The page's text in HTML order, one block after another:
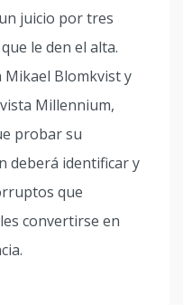
juicio por tres
le den el alta.
Mikael Blomkvist y
Millennium,
probar su
deberá identificar y
que
convertirse en